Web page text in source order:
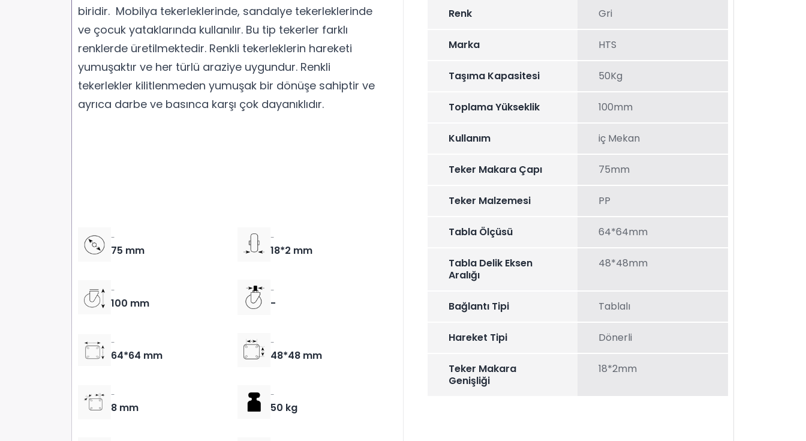
biridir. Mobilya tekerleklerinde, sandalye tekerleklerinde
ve çocuk yataklarında kullanılır. Bu tip tekerler farklı
renklerde üretilmektedir. Renkli tekerleklerin hareketi
yumuşaktır ve her türlü araziye uygundur. Renkli
tekerlekler kilitlenmeden yumuşak bir dönüşe sahiptir ve
ayrıca darbe ve basınca karşı çok dayanıklıdır.
-
75 mm
-
18*2 mm
-
100 mm
-
-
-
64*64 mm
-
48*48 mm
-
8 mm
-
50 kg
Renk Gri
Marka HTS
Taşıma Kapasitesi 50Kg
Toplama Yükseklik 100mm
Kullanım iç Mekan
Teker Makara Çapı 75mm
Teker Malzemesi PP
Tabla Ölçüsü 64*64mm
Tabla Delik Eksen
Aralığı
48*48mm
Bağlantı Tipi Tablalı
Hareket Tipi Dönerli
Teker Makara
Genişliği
18*2mm